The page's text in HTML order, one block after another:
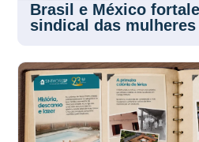
Brasil e México
sindical das mulheres